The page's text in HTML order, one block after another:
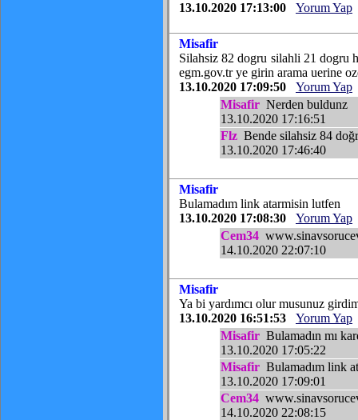
13.10.2020 17:13:00 Yorum Yap
Misafir
Silahsiz 82 dogru silahli 21 dogru
egm.gov.tr ye girin arama uerine
13.10.2020 17:09:50
Yorum Yap
Misafir Nerden buldunz
13.10.2020 17:16:51
Flz Bende silahsiz 84
13.10.2020 17:46:40
Misafir
Bulamadım link atarmisin lutfen
13.10.2020 17:08:30
Yorum Yap
Cem34
14.10.2020 22:07:10
Misafir
Ya bi yardımcı olur musunuz
13.10.2020 16:51:53
Yorum Yap
Misafir Bulamadın mı
13.10.2020 17:05:22
Misafir Bulamadım link
13.10.2020 17:09:01
Cem34
14.10.2020 22:08:15